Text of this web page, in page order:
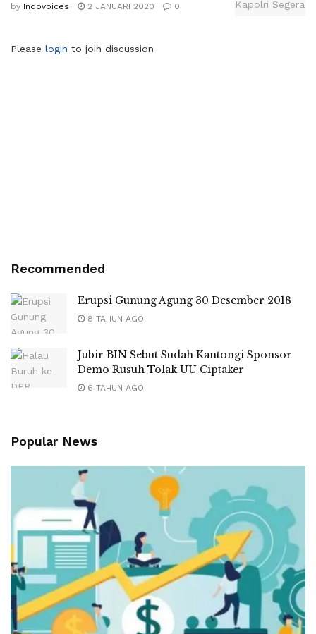
by Indovoices 2 JANUARI 2020 0
Please login to join discussion
Recommended
Erupsi Gunung Agung 30 Desember 2018
8 TAHUN AGO
Jubir BIN Sebut Sudah Kantongi Sponsor
Demo Rusuh Tolak UU Ciptaker
6 TAHUN AGO
Popular News